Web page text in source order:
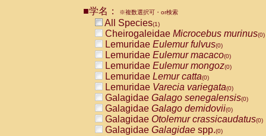
CebidaeCebus nigrivittatus
CebidaeCebus
CebidaeSaimiri boliviensis(0)
CebidaeSaimiri sciureus(0)
AtelidaeAlouatta caraya(0)
AtelidaeAlouatta fusca(0)
AtelidaeAlouatta seniculus
AtelidaeAlouattaspp.(0)
AtelidaeAteles belzebuth(0)
AtelidaeAteles geoffroyi(0)
AtelidaeAteles paniscus(0)
AtelidaeAtelesspp.(0)
■学名： ※複数選択可・or検索
All Species(1)
Cheirogaleidae Microcebus murinus(0)
Lemuridae Eulemur fulvus(0)
Lemuridae Eulemur macaco(0)
Lemuridae Eulemur mongoz(0)
Lemuridae Lemur catta(0)
Lemuridae Varecia variegata(0)
Galagidae Galago senegalensis(0)
Galagidae Galago demidovii(0)
Galagidae Otolemur crassicaudatus(0)
Galagidae Galagidae spp.(0)